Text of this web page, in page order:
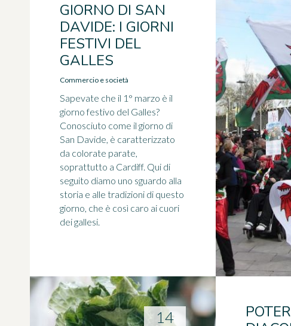
GIORNO DI SAN
DAVIDE: I GIORNI
FESTIVI DEL
GALLES
Commercio e società
Sapevate che il 1° marzo è il
giorno festivo del Galles?
Conosciuto come il giorno di
San Davide, è caratterizzato
da colorate parate,
soprattutto a Cardiff. Qui di
seguito diamo uno sguardo alla
storia e alle tradizioni di questo
giorno, che è così caro ai cuori
dei gallesi.
14